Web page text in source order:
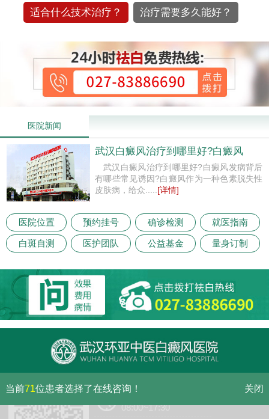
适合什么技术治疗？ 治疗需要多久能好？
医院新闻
武汉白癜风治疗到哪里好?白癜风
武汉白癜风治疗到哪里好?白癜风发病背后
有哪些常见诱因?白癜风作为一种色素脱失性
皮肤病，给众..... [详情]
医院位置 预约挂号 确诊检测 就医指南
白斑自测 医护团队 公益基金 量身订制
门诊（节假日无休息）
08:00~17:30
当前71位患者选择了在线咨询！ 关闭